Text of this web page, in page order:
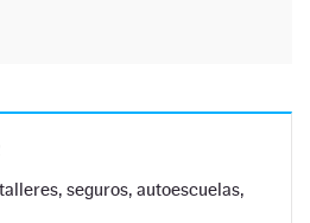
seguros, autoescuelas,